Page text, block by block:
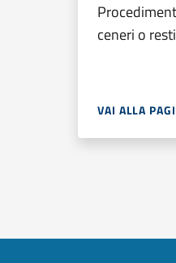
ceneri o
VAI ALLA